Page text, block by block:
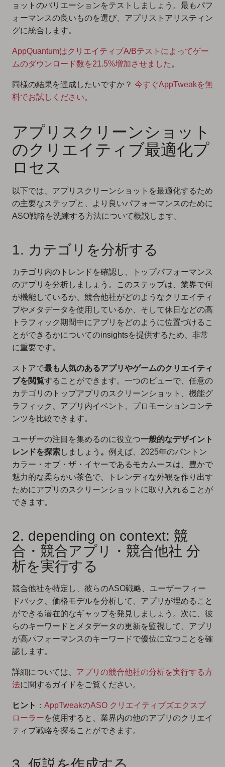
ョットのバリエーションをテストしましょう。最もパフ
ォーマンスの良いものを選び、アプリストアリスティン
グに統合します。
AppQuantumはクリエイティブA/Bテストによってゲー
ムのダウンロード数を21.5%増加させました 。
同様の結果を達成したいですか？ 今すぐAppTweakを無
料でお試しください。
アプリスクリーンショット
のクリエイティブ最適化プ
ロセス
以下では、アプリスクリーンショットを最適化するため
の主要なステップと、より良いパフォーマンスのために
ASO戦略を洗練する方法について概説します。
1. カテゴリを分析する
カテゴリ内のトレンドを確認し、トップパフォーマンス
のアプリを分析しましょう。このステップは、業界で何
が機能しているか、競合他社がどのようなクリエイティ
ブやメタデータを使用しているか、そして休日などの高
トラフィック期間中にアプリをどのように位置づけるこ
とができるかについてのinsightsを提供するため、非常
に重要です。
ストアで最も人気のあるアプリやゲームのクリエイティ
ブを閲覧することができます。一つのビューで、任意の
カテゴリのトップアプリのスクリーンショット、機能グ
ラフィック、アプリ内イベント、プロモーションコンテ
ンツを比較できます。
ユーザーの注目を集めるのに役立つ一般的なデザイント
レンドを探索しましょう 。 例えば、2025年のパントン
カラー・オブ・ザ・イヤーであるモカムースは、豊かで
魅力的な柔らかい茶色で、トレンディな外観を作り出す
ためにアプリのスクリーンショットに取り入れることが
できます。
2. depending on context: 競
合・競合アプリ・競合他社 分
析を実行する
競合他社を特定し、彼らのASO戦略、ユーザーフィー
ドバック、価格モデルを分析して、アプリが埋めること
ができる潜在的なギャップを発見しましょう。次に、彼
らのキーワードとメタデータの更新を監視して、アプリ
が高パフォーマンスのキーワードで優位に立つことを確
認します。
詳細については、 アプリの競合他社の分析を実行する方
法に関するガイドをご覧ください。
ヒント ： AppTweakのASO クリエイティブズエクスプ
ローラーを使用すると、業界内の他のアプリのクリエイ
ティブ戦略を探ることができます。